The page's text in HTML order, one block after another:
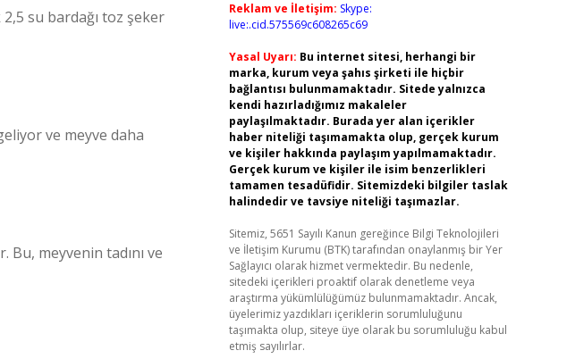
su bardağı toz şeker
ve meyve daha
Bu, meyvenin tadını ve
Reklam ve İletişim: Skype:
live:.cid.575569c608265c69
Yasal Uyarı: Bu internet sitesi, herhangi bir
marka, kurum veya şahıs şirketi ile hiçbir
bağlantısı bulunmamaktadır. Sitede yalnızca
kendi hazırladığımız makaleler
paylaşılmaktadır. Burada yer alan içerikler
haber niteliği taşımamakta olup, gerçek kurum
ve kişiler hakkında paylaşım yapılmamaktadır.
Gerçek kurum ve kişiler ile isim benzerlikleri
tamamen tesadüfidir. Sitemizdeki bilgiler taslak
halindedir ve tavsiye niteliği taşımazlar.
Sitemiz, 5651 Sayılı Kanun gereğince Bilgi Teknolojileri
ve İletişim Kurumu (BTK) tarafından onaylanmış bir Yer
Sağlayıcı olarak hizmet vermektedir. Bu nedenle,
sitedeki içerikleri proaktif olarak denetleme veya
araştırma yükümlülüğümüz bulunmamaktadır. Ancak,
üyelerimiz yazdıkları içeriklerin sorumluluğunu
taşımakta olup, siteye üye olarak bu sorumluluğu kabul
etmiş sayılırlar.